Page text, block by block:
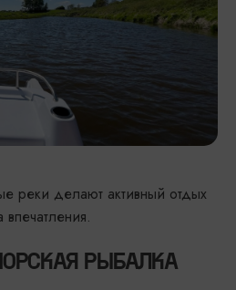
реки делают активный отдых
РЫБАЛКА